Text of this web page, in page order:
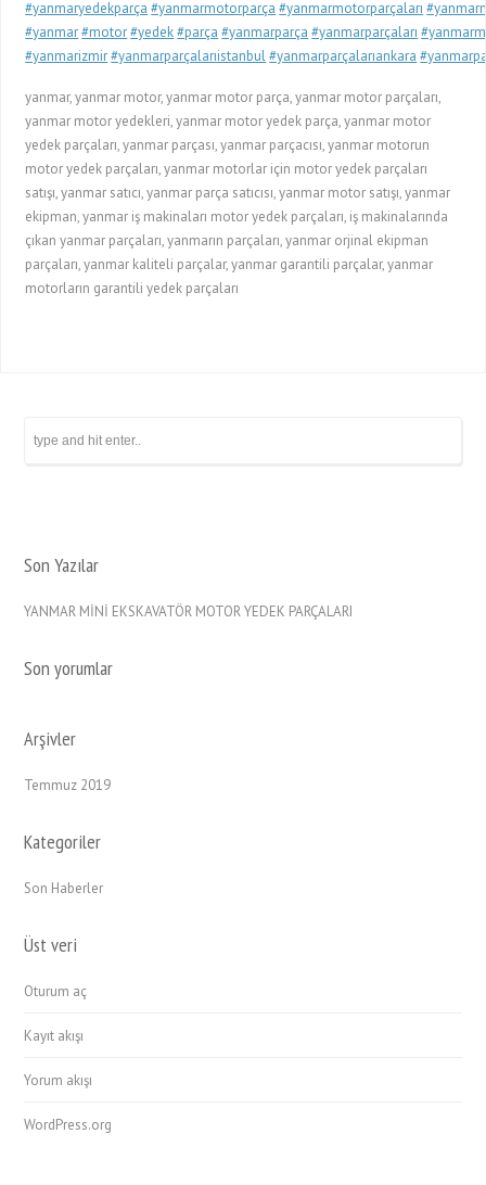
#yanmaryedekparça #yanmarmotorparça #yanmarmotorparçaları
#yanmar#motor#yedek#parça #yanmarparça #yanmarparçaları
#yanmarizmir#yanmarparçalarıistanbul#yanmarparçalarıankara
yanmar, yanmar motor, yanmar motor parça, yanmar motor parçaları,
yanmar motor yedekleri, yanmar motor yedek parça, yanmar motor
yedek parçaları, yanmar parçası, yanmar parçacısı, yanmar motorun
motor yedek parçaları, yanmar motorlar için motor yedek parçaları
satışı, yanmar satıcı, yanmar parça satıcısı, yanmar motor satışı, yanmar
ekipman, yanmar iş makinaları motor yedek parçaları, iş makinalarında
çıkan yanmar parçaları, yanmarın parçaları, yanmar orjinal ekipman
parçaları, yanmar kaliteli parçalar, yanmar garantili parçalar, yanmar
motorların garantili yedek parçaları
Son Yazılar
YANMAR MİNİ EKSKAVATÖR MOTOR YEDEK PARÇALARI
Son yorumlar
Arşivler
Temmuz 2019
Kategoriler
Son Haberler
Üst veri
Oturum aç
Kayıt akışı
Yorum akışı
WordPress.org